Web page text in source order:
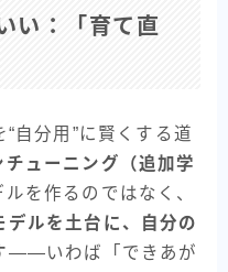
い：「育て直
自分用”に賢くする道
チューニング（追加学
を作るのではなく、
ルを土台に、自分の
——いわば「できあが